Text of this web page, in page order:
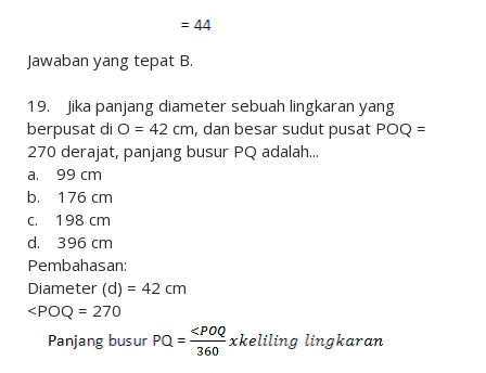
Jawaban yang tepat B.
19. Jika panjang diameter sebuah lingkaran yang
berpusat di O = 42 cm, dan besar sudut pusat POQ =
270 derajat, panjang busur PQ adalah...
a. 99 cm
b. 176 cm
c. 198 cm
d. 396 cm
Pembahasan:
Diameter (d) = 42 cm
<POQ = 270